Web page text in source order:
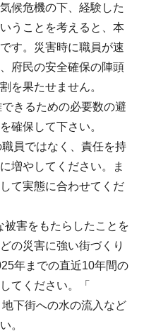
候危機の下、経験した
うことを考えると、本
す。災害時に職員が速
府民の安全確保の陣頭
を果たせません。
きるための必要数の避
確保して下さい。
員ではなく、責任を持
増やしてください。ま
て実態に合わせてくだ
被害をもたらしたことを
の災害に強い街づくり
年までの直近10年間の
てください。「
下街への水の流入など
。